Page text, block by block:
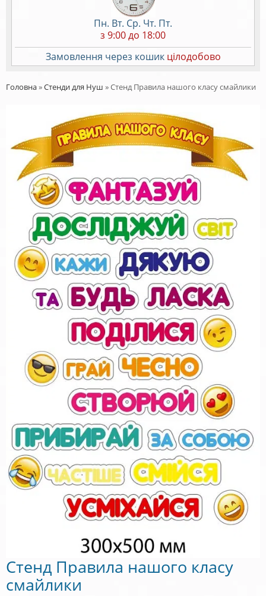
Пн. Вт. Ср. Чт. Пт.
з 9:00 до 18:00
Замовлення через кошик цілодобово
Головна»Стенди для Нуш »Стенд Правила нашого класу смайлики
Стенд Правила нашого класу
смайлики